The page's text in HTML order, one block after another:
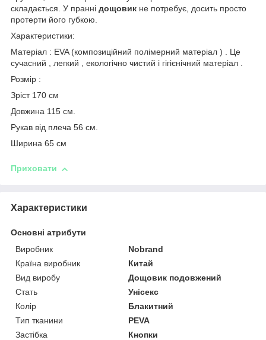
складається. У пранні дощовик не потребує, досить просто
протерти його губкою.
Характеристики:
Матеріал : EVA (композиційний полімерний матеріал ) . Це
сучасний , легкий , екологічно чистий і гігієнічний матеріал .
Розмір :
Зріст 170 см
Довжина 115 см.
Рукав від плеча 56 см.
Ширина 65 см
Приховати
Характеристики
Основні атрибути
Виробник
Nobrand
Країна виробник
Китай
Вид виробу
Дощовик подовжений
Стать
Унісекс
Колір
Блакитний
Тип тканини
PEVA
Застібка
Кнопки